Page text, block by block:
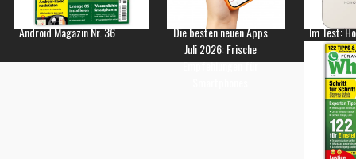
Android Magazin Nr. 36
Die besten neuen Apps
Juli 2026: Frische
Empfehlungen für
Im Test: